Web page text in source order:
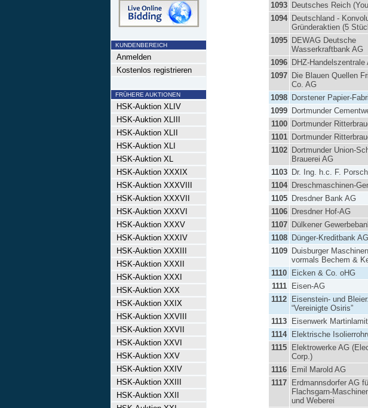
KUNDENBEREICH
Anmelden
Kostenlos registrieren
FRÜHERE AUKTIONEN
HSK-Auktion XLIV
HSK-Auktion XLIII
HSK-Auktion XLII
HSK-Auktion XLI
HSK-Auktion XL
HSK-Auktion XXXIX
HSK-Auktion XXXVIII
HSK-Auktion XXXVII
HSK-Auktion XXXVI
HSK-Auktion XXXV
HSK-Auktion XXXIV
HSK-Auktion XXXIII
HSK-Auktion XXXII
HSK-Auktion XXXI
HSK-Auktion XXX
HSK-Auktion XXIX
HSK-Auktion XXVIII
HSK-Auktion XXVII
HSK-Auktion XXVI
HSK-Auktion XXV
HSK-Auktion XXIV
HSK-Auktion XXIII
HSK-Auktion XXII
1093 Deutsches Reich
1094 Deutschland -
Gründeraktien (5
1095 DEWAG Deutsche
Wasserkraftbank AG
1096 DHZ-Handelszentrale
1097 Die Blauen Quellen
Co. AG
1098 Dorstener Papier-
1099 Dortmunder
1100
Dortmunder
1101
Dortmunder
1102
Dortmunder Union-
Brauerei AG
1103 Dr. Ing. h.c. F.
1104
Dreschmaschinen-
1105
Dresdner Bank AG
1106
Dresdner Hof-AG
1107
Dülkener
1108
Dünger-Kreditbank AG
1109
Duisburger
vormals Bechem &
1110 Eicken & Co. oHG
1111
Eisen-AG
1112
Eisenstein- und
“Vereinigte Osiris”
1113 Eisenwerk
1114
Elektrische
1115
Elektrowerke AG
Corp.)
1116 Emil Marold AG
1117
Erdmannsdorfer AG
Flachsgarn-
und Weberei